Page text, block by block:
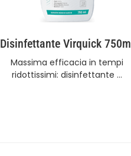
Disinfettante Virquick 750ml
Massima efficacia in tempi
ridottissimi: disinfettante …